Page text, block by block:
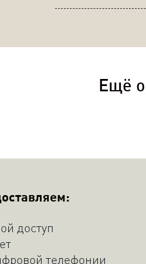
Ещё
доступ
телефонии